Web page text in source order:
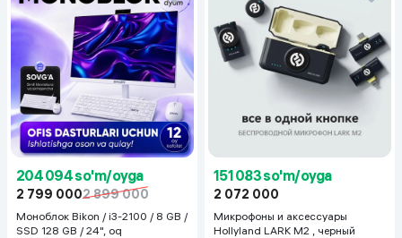
204 094 so'm/oyga
2 799 0002 899 000
Моноблок Bikon / i3-2100 / 8 GB /
SSD 128 GB / 24", oq
151 083 so'm/oyga
2 072 000
Микрофоны и аксессуары
Hollyland LARK M2 , черный